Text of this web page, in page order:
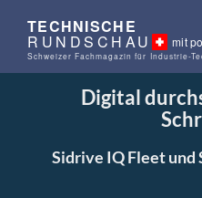
TECHNISCHE
RUNDSCHAU mit
Schweizer Fachmagazin für Industrie-
Digital
Sidrive IQ Fleet und